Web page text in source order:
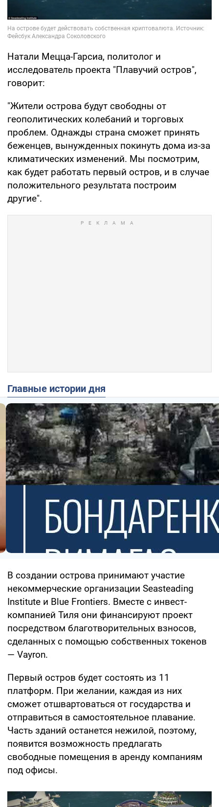
Натали Мецца-Гарсиа, политолог и
исследователь проекта "Плавучий остров",
говорит:
"Жители острова будут свободны от
геополитических колебаний и торговых
проблем. Однажды страна сможет принять
беженцев, вынужденных покинуть дома из-за
климатических изменений. Мы посмотрим,
как будет работать первый остров, и в случае
положительного результата построим
другие".
Главные истории дня
В создании острова принимают участие
некоммерческие организации Seasteading
Institute и Blue Frontiers. Вместе с инвест-
компанией Тиля они финансируют проект
посредством благотворительных взносов,
сделанных с помощью собственных токенов
— Vayron.
Первый остров будет состоять из 11
платформ. При желании, каждая из них
сможет отшвартоваться от государства и
отправиться в самостоятельное плавание.
Часть зданий останется нежилой, поэтому,
появится возможность предлагать
свободные помещения в аренду компаниям
под офисы.